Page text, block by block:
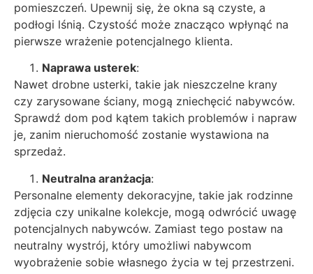
pomieszczeń. Upewnij się, że okna są czyste, a
podłogi lśnią. Czystość może znacząco wpłynąć na
pierwsze wrażenie potencjalnego klienta.
Naprawa usterek:
Nawet drobne usterki, takie jak nieszczelne krany
czy zarysowane ściany, mogą zniechęcić nabywców.
Sprawdź dom pod kątem takich problemów i napraw
je, zanim nieruchomość zostanie wystawiona na
sprzedaż.
Neutralna aranżacja:
Personalne elementy dekoracyjne, takie jak rodzinne
zdjęcia czy unikalne kolekcje, mogą odwrócić uwagę
potencjalnych nabywców. Zamiast tego postaw na
neutralny wystrój, który umożliwi nabywcom
wyobrażenie sobie własnego życia w tej przestrzeni.